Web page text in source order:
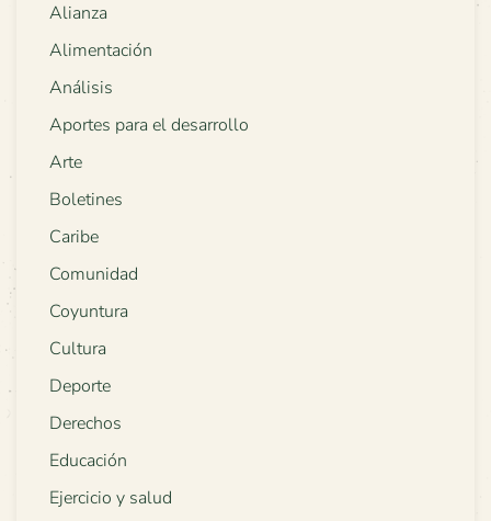
Alianza
Alimentación
Análisis
Aportes para el desarrollo
Arte
Boletines
Caribe
Comunidad
Coyuntura
Cultura
Deporte
Derechos
Educación
Ejercicio y salud